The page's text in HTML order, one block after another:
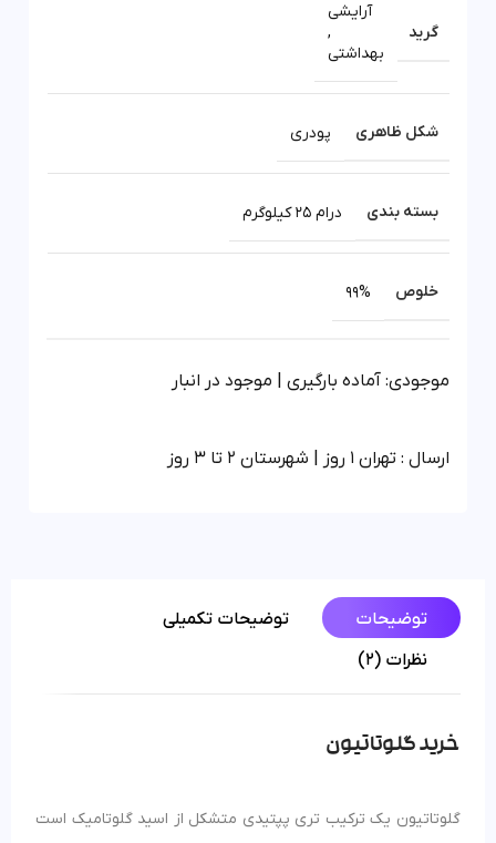
گرید
آرایشی
,
بهداشتی
شکل ظاهری پودری
بسته بندی درام 25 کیلوگرم
خلوص 99%
موجودی: آماده بارگیری | موجود در انبار
ارسال : تهران 1 روز | شهرستان 2 تا 3 روز
توضیحات
توضیحات تکمیلی
نظرات (2)
خرید گلوتاتیون
گلوتاتیون یک ترکیب تری پپتیدی متشکل از اسید گلوتامیک است